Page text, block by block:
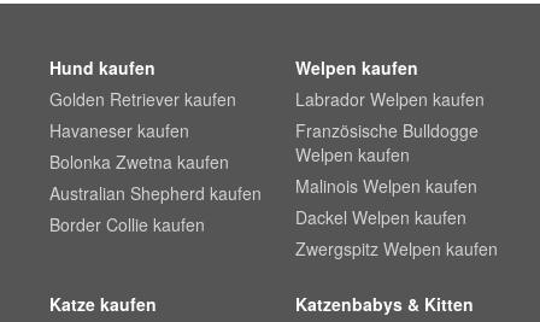
Hund kaufen
Golden Retriever kaufen
Havaneser kaufen
Bolonka Zwetna kaufen
Australian Shepherd kaufen
Border Collie kaufen
Welpen kaufen
Labrador Welpen kaufen
Französische Bulldogge
Welpen kaufen
Malinois Welpen kaufen
Dackel Welpen kaufen
Zwergspitz Welpen kaufen
Katze kaufen
Katzenbabys & Kitten